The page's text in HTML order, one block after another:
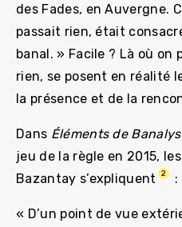
des Fades, en Auvergne.
passait rien, était
banal. » Facile ? Là où on
rien, se posent en réalité
la présence et de la
Dans Éléments de
jeu de la règle en 2015,
Bazantay s’expliquent
2 :
« D’un point de vue